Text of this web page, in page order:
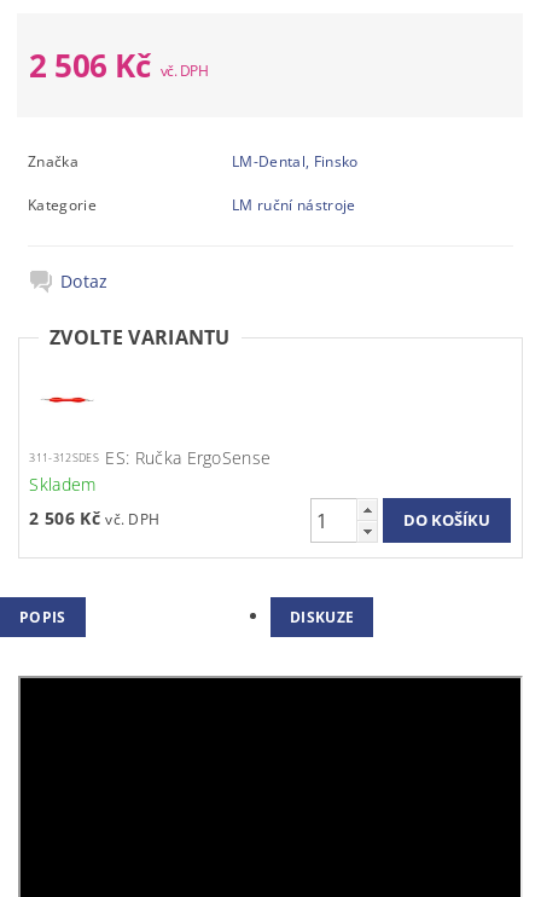
2 506 Kč
Značka LM-Dental, Finsko
Kategorie LM ruční nástroje
Dotaz
ZVOLTE VARIANTU
311-312SDES ES: Ručka ErgoSense
Skladem
2 506 Kč
POPIS DISKUZE